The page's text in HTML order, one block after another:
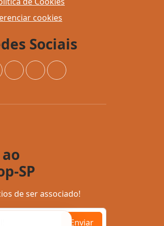
cookies
Sociais
FacebookYouTubeTikTok
SP
de ser associado!
Enviar